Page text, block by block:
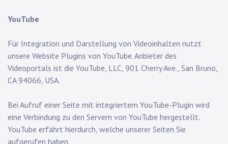
YouTube
Für Integration und Darstellung von Videoinhalten nutzt
unsere Website Plugins von YouTube. Anbieter des
Videoportals ist die YouTube, LLC, 901 Cherry Ave., San Bruno,
CA 94066, USA.
Bei Aufruf einer Seite mit integriertem YouTube-Plugin wird
eine Verbindung zu den Servern von YouTube hergestellt.
YouTube erfährt hierdurch, welche unserer Seiten Sie
aufgerufen haben.